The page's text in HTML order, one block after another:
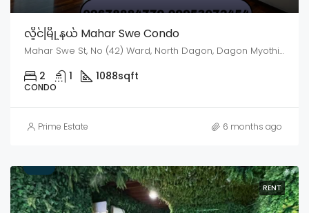
လှိုင်မြို့နယ် Mahar Swe Condo
Mahar Swe St, No (42) Ward, North Dagon, Dagon Myothit District, Yangon, 44272, Myanmar
2 1 1088sqft
CONDO
Prime Estate 6 months ago
RENT